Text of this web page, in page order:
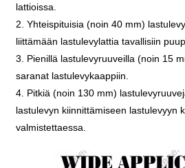
lattioissa.
2. Yhteispituisia (noin 40 mm)
liittämään lastulevylattia tavallisiin
3. Pienillä lastulevyruuveilla (noin 15
saranat lastulevykaappiin.
4. Pitkiä (noin 130 mm)
lastulevyn kiinnittämiseen lastulevyyn
valmistettaessa.